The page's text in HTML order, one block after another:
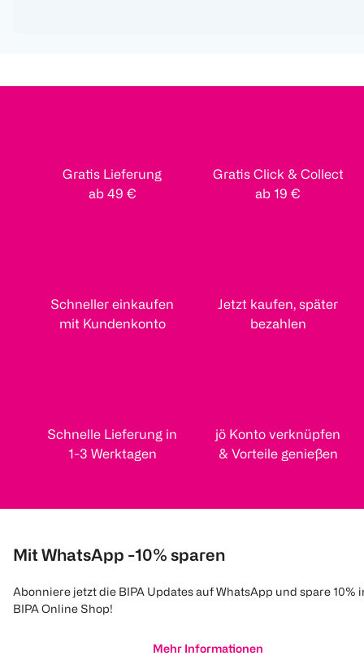
Gratis Lieferung
ab 49 €
Gratis Click & Collect
ab 19 €
Schneller einkaufen
mit Kundenkonto
Jetzt kaufen, später
bezahlen
Schnelle Lieferung in
1-3 Werktagen
jö Konto verknüpfen
& Vorteile genießen
Mit WhatsApp -10% sparen
Abonniere jetzt die BIPA Updates auf WhatsApp und spare 10%
BIPA Online Shop!
Mehr Informationen